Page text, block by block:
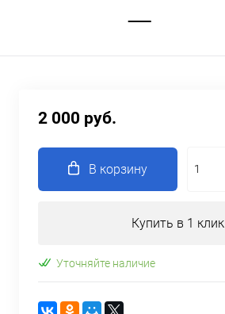
2 000 руб.
В корзину
Купить в 1 клик
Уточняйте наличие